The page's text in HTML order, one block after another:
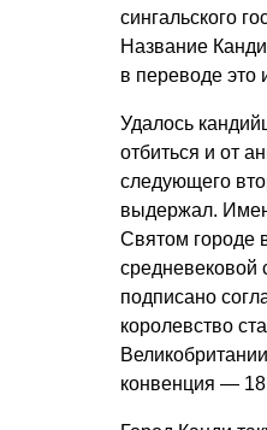
сингальского
Название
в переводе это
Удалось
отбиться и от
следующего
выдержал.
Святом городе
средневековой
подписано
королевство
конвенция —